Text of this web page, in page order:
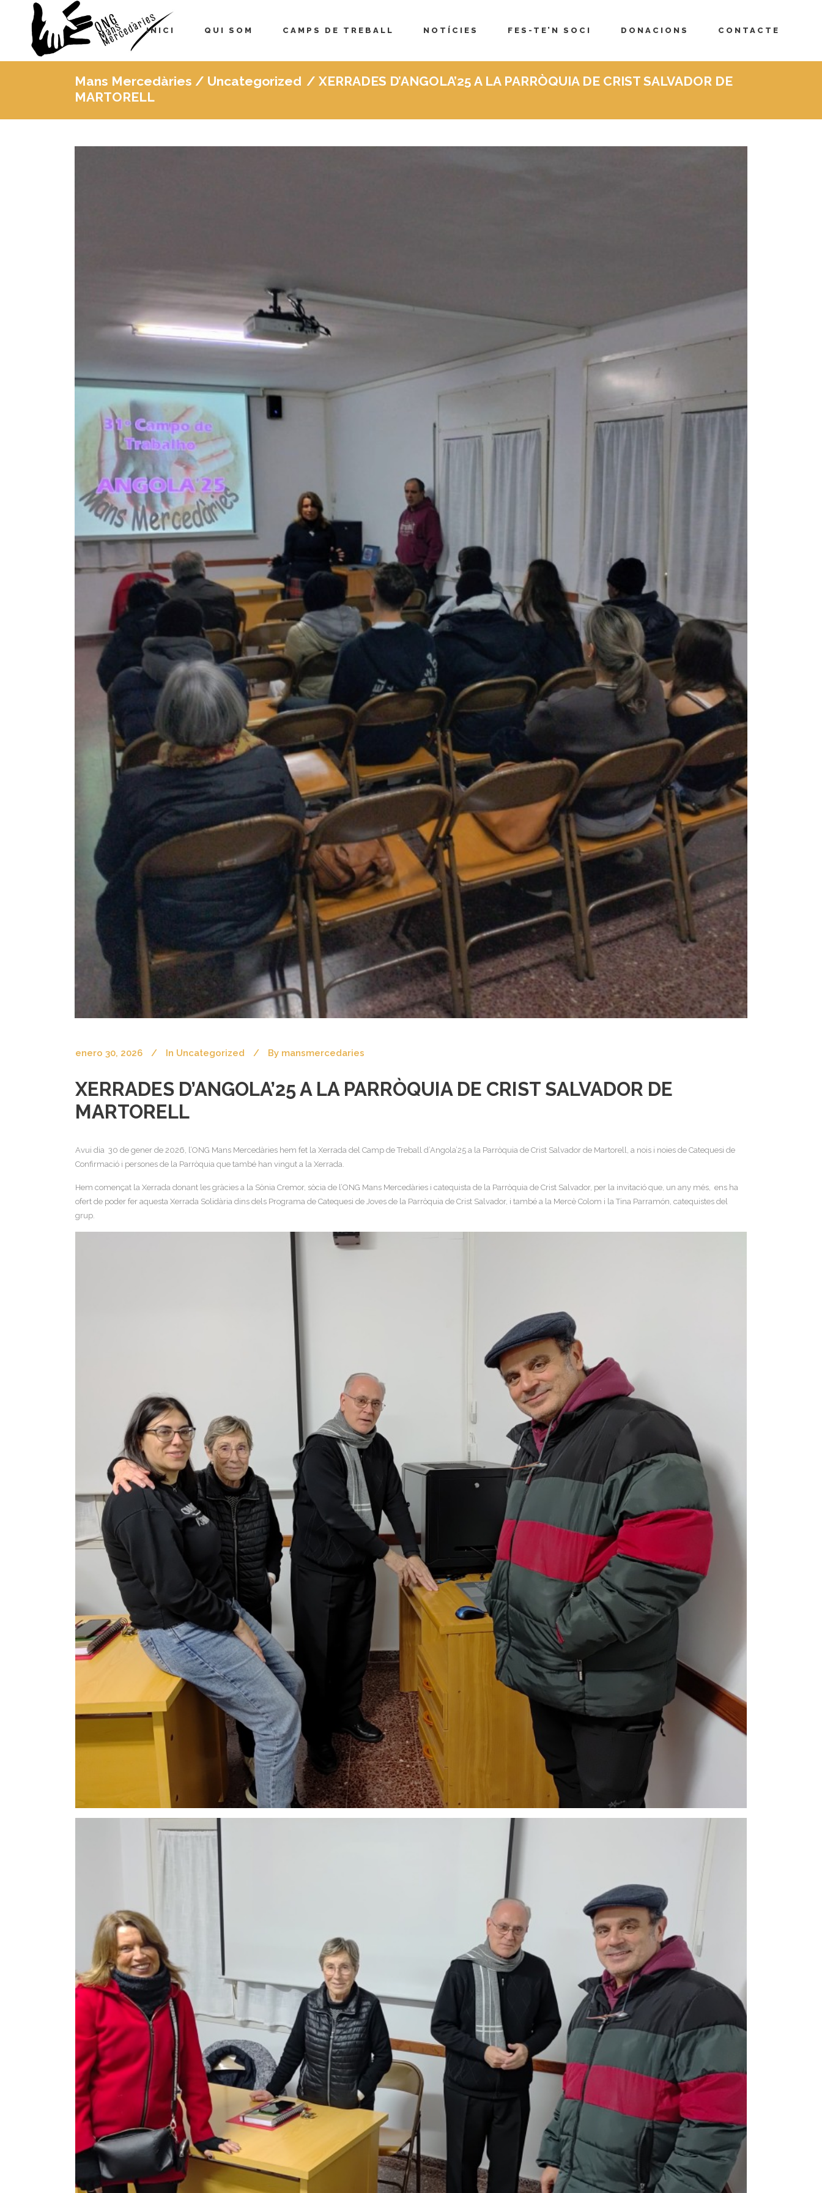
INICI QUI SOM CAMPS DE TREBALL NOTÍCIES FES-TE’N SOCI DONACIONS CONTACTE
Mans Mercedàries / Uncategorized / XERRADES D’ANGOLA’25 A LA PARRÒQUIA DE CRIST SALVADOR DE
MARTORELL
enero 30, 2026 In Uncategorized By mansmercedaries
XERRADES D’ANGOLA’25 A LA PARRÒQUIA DE CRIST SALVADOR DE
MARTORELL
Avui dia 30 de gener de 2026, l’ONG Mans Mercedàries hem fet la Xerrada del Camp de Treball d’Angola’25 a la Parròquia de Crist Salvador de Martorell, a nois i noies de Catequesi de
Confirmació i persones de la Parròquia que també han vingut a la Xerrada.
Hem començat la Xerrada donant les gràcies a la Sònia Cremor, sòcia de l’ONG Mans Mercedàries i catequista de la Parròquia de Crist Salvador, per la invitació que, un any més, ens ha
ofert de poder fer aquesta Xerrada Solidària dins dels Programa de Catequesi de Joves de la Parròquia de Crist Salvador, i també a la Mercè Colom i la Tina Parramón, catequistes del
grup.